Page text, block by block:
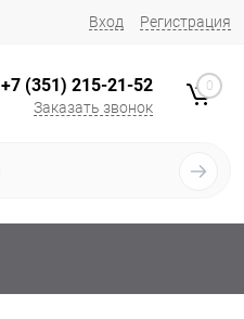
Вход Регистрация
+7 (351) 215-21-52
Заказать звонок
0